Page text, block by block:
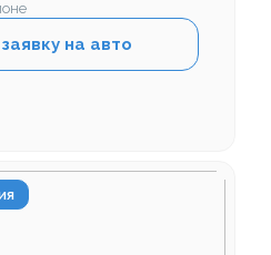
на авто